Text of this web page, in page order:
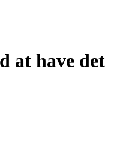
at have det